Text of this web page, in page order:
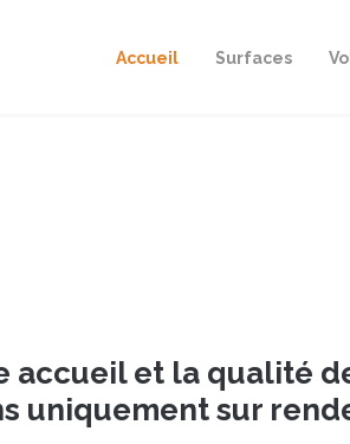
Accueil Surfaces
et la qualité
uniquement sur